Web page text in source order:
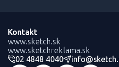
Kontakt
www.sketch.sk
www.sketchreklama.sk
02 4848 4040